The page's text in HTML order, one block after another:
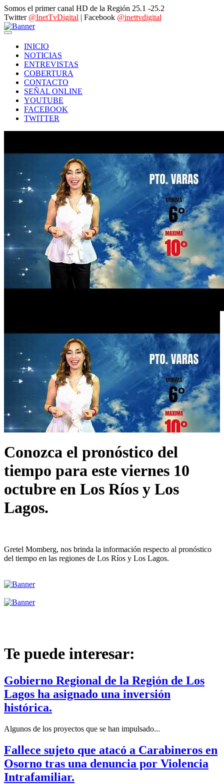
Somos el primer canal HD de la Región 25.1 -25.2
Twitter @InetTvDigital | Facebook @inettvdigital
INICIO
NOTICIAS
ENTREVISTAS
COBERTURA
CONTACTO
SEÑAL ONLINE
YOUTUBE
FACEBOOK
TWITTER
Conozca el pronóstico del
tiempo para este viernes 10
octubre en Los Ríos y Los
Lagos.
Gretel Momberg, nos brinda la información respecto al pronóstico
del tiempo en las regiones de Los Ríos y Los Lagos.
Te puede interesar:
Gobierno Regional de la Región de Los
Lagos ha asignado una inversión
histórica.
Algunos de los proyectos que se han impulsado...
Fallece sujeto que atacó a Carabineros en
Osorno tras una denuncia por Violencia
Intrafamiliar.